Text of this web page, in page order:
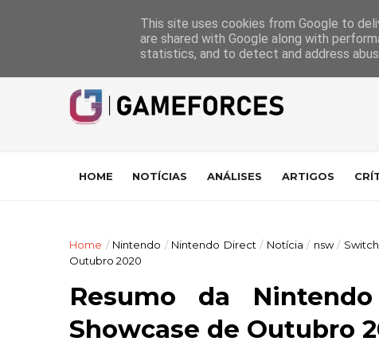
A equipa Pontuações das Análises Suporte da
HOME NOTÍCIAS ANÁLISES ARTIGOS
Home / Nintendo / Nintendo Direct / Notícia / nsw / Switch
Outubro 2020
Resumo da
Showcase de Outubro
This site uses cookies from Google to
are shared with Google along with
statistics, and to detect and address